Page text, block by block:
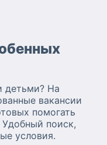
детьми? На
вакансии
помогать
поиск,
условия.